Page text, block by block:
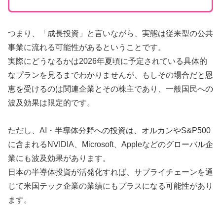
つまり、「成長投資」と言いながら、実態は従来型の公共
事業に流れる可能性があるということです。
実際にどうなるかは2026年夏頃に予定されている具体的
なプランを見るまでわかりませんが、もしその場合だと恩
恵を受けるのは関連企業とその株主であり、一般国民への
波及効果は限定的です。
ただし、AI・半導体分野への投資は、オルカンやS&P500
に含まれるNVIDIA、Microsoft、Appleなどのグローバル企
業にも波及効果があります。
日本の半導体投資が活発化すれば、サプライチェーンを通
じて米国テック企業の業績にもプラスになる可能性があり
ます。